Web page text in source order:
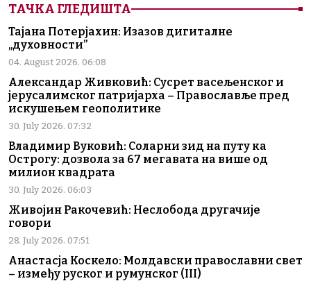
ТАЧКА ГЛЕДИШТА
Тајана Потерјахин: Изазов дигиталне
„духовности”
04. August 2026. 06:08
Александар Живковић: Сусрет васељенског и
јерусалимског патријарха – Православље пред
искушењем геополитике
30. July 2026. 07:32
Владимир Вуковић: Соларни зид на путу ка
Острогу: дозвола за 67 мегавата на више од
милион квадрата
30. July 2026. 06:03
Живојин Ракочевић: Неслобода другачије
говори
28. July 2026. 07:51
Анастасја Коскело: Молдавски православни свет
– између руског и румунског (III)